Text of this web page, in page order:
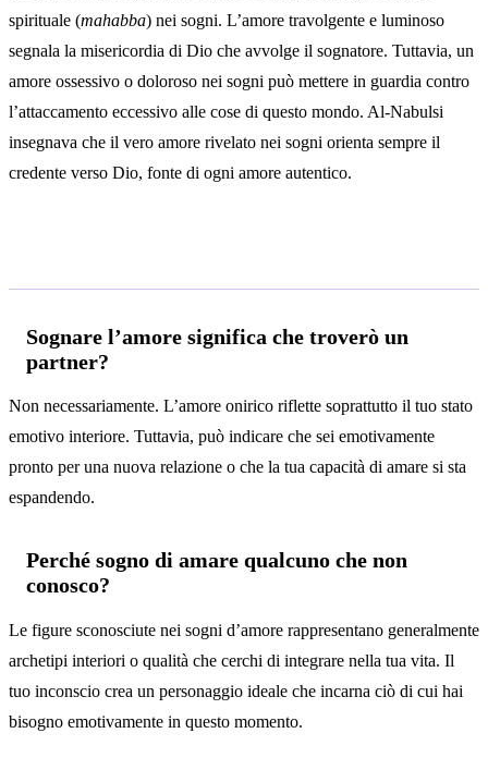
spirituale (mahabba) nei sogni. L’amore travolgente e luminoso
segnala la misericordia di Dio che avvolge il sognatore. Tuttavia, un
amore ossessivo o doloroso nei sogni può mettere in guardia contro
l’attaccamento eccessivo alle cose di questo mondo. Al-Nabulsi
insegnava che il vero amore rivelato nei sogni orienta sempre il
credente verso Dio, fonte di ogni amore autentico.
Sognare l’amore significa che troverò un
partner?
Non necessariamente. L’amore onirico riflette soprattutto il tuo stato
emotivo interiore. Tuttavia, può indicare che sei emotivamente
pronto per una nuova relazione o che la tua capacità di amare si sta
espandendo.
Perché sogno di amare qualcuno che non
conosco?
Le figure sconosciute nei sogni d’amore rappresentano generalmente
archetipi interiori o qualità che cerchi di integrare nella tua vita. Il
tuo inconscio crea un personaggio ideale che incarna ciò di cui hai
bisogno emotivamente in questo momento.